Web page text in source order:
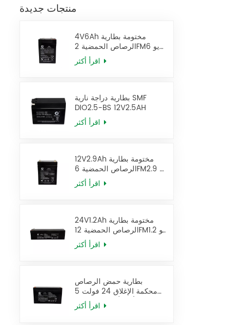
منتجات جديدة
4V6Ah مختومة بطارية
الرصاص الحمضية 2FM6 يو
بي إس البطارية
بطارية دراجة نارية SMF
DIO2.5-BS 12V2.5AH
12V2.9Ah مختومة بطارية
الرصاص الحمضية 6FM2.9 يو
بي إس البطارية
24V1.2Ah مختومة بطارية
الرصاص الحمضية 12FM1.2 يو
بي إس البطارية
بطارية حمض الرصاص
محكمة الإغلاق 24 فولت 5
أمبير/ساعة، بطارية UPS
12FM5